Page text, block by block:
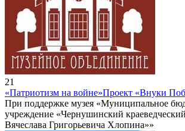
21
«Патриотизм на войне»Проект «Внуки
При поддержке музея «Муниципальное
учреждение «Чернушинский
Вячеслава Григорьевича Хлопина»»